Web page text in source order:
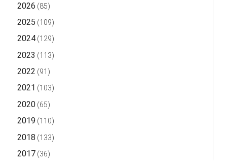
2026 (85)
2025 (109)
2024(129)
2023 (113)
2022 (91)
2021 (103)
2020(65)
2019 (110)
2018 (133)
2017(36)